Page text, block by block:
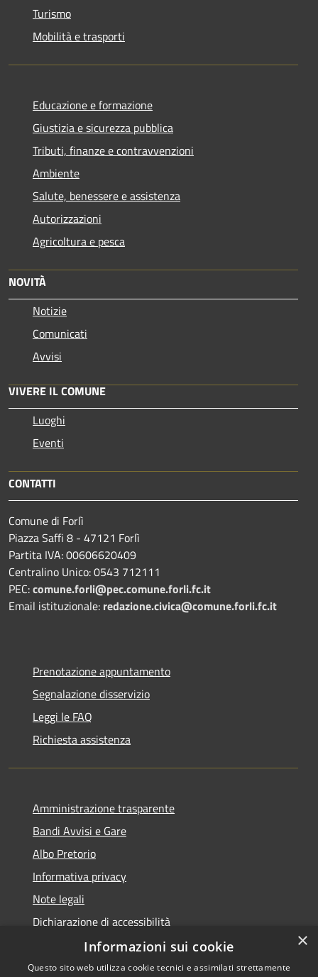
Turismo
Mobilità e trasporti
Educazione e formazione
Giustizia e sicurezza pubblica
Tributi, finanze e contravvenzioni
Ambiente
Salute, benessere e assistenza
Autorizzazioni
Agricoltura e pesca
NOVITÀ
Notizie
Comunicati
Avvisi
VIVERE IL COMUNE
Luoghi
Eventi
CONTATTI
Comune di Forlì
Piazza Saffi 8 - 47121 Forlì
Partita IVA: 00606620409
Centralino Unico: 0543 712111
PEC:comune.forli@pec.comune.forli.fc.it
Email istituzionale: redazione.civica@comune.forli.fc.it
Prenotazione appuntamento
Segnalazione disservizio
Leggi le FAQ
Richiesta assistenza
Amministrazione trasparente
Bandi Avvisi e Gare
Albo Pretorio
Informativa privacy
Note legali
Dichiarazione di accessibilità
×
Informazioni sui cookie
Questo sito web utilizza cookie tecnici e assimilati strettamente